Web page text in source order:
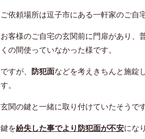
ご依頼場所は逗子市にある一軒家のご自
お客様のご自宅の玄関前に門扉があり、
くの間使っていなかった様です。
ですが、 防犯面などを考えきちんと施錠
す。
玄関の鍵と一緒に取り付けていたそうで
鍵を紛失した事でより防犯面が不安にな